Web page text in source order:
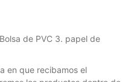
de PVC 3. papel de
en que recibamos el